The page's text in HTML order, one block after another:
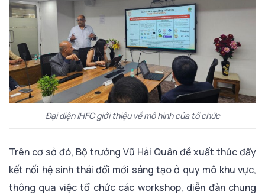
Đại diện IHFC giới thiệu về mô hình của tổ chức
Trên cơ sở đó, Bộ trưởng Vũ Hải Quân đề xuất thúc đẩy
kết nối hệ sinh thái đổi mới sáng tạo ở quy mô khu vực,
thông qua việc tổ chức các workshop, diễn đàn chung